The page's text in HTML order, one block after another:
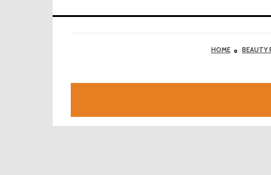
HOME BEAUTY